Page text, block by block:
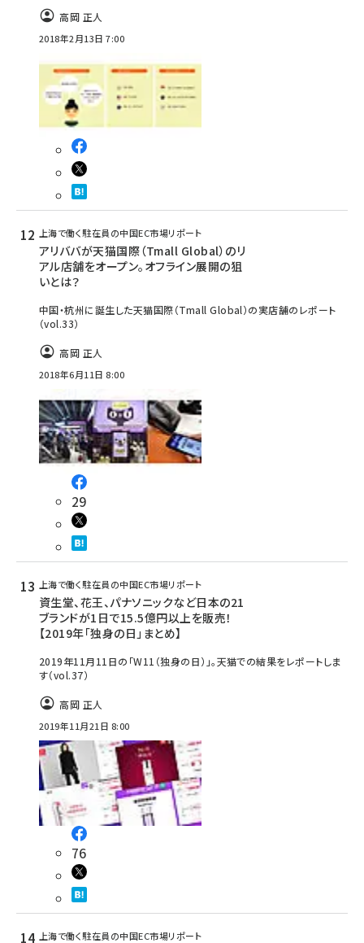
高岡 正人
2018年2月13日 7:00
上海で働く駐在員の中国EC市場リポート
アリババが天猫国際（Tmall Global）のリ
アル店舗をオープン。オフライン展開の狙
いとは？
中国・杭州に誕生した天猫国際（Tmall Global）の実店舗のレポート
（vol.33）
高岡 正人
2018年6月11日 8:00
29
上海で働く駐在員の中国EC市場リポート
資生堂、花王、パナソニックなど日本の21
ブランドが1日で15.5億円以上を販売！
【2019年「独身の日」まとめ】
2019年11月11日の「W11（独身の日）」。天猫での結果をレポートしま
す（vol.37）
高岡 正人
2019年11月21日 8:00
76
上海で働く駐在員の中国EC市場リポート